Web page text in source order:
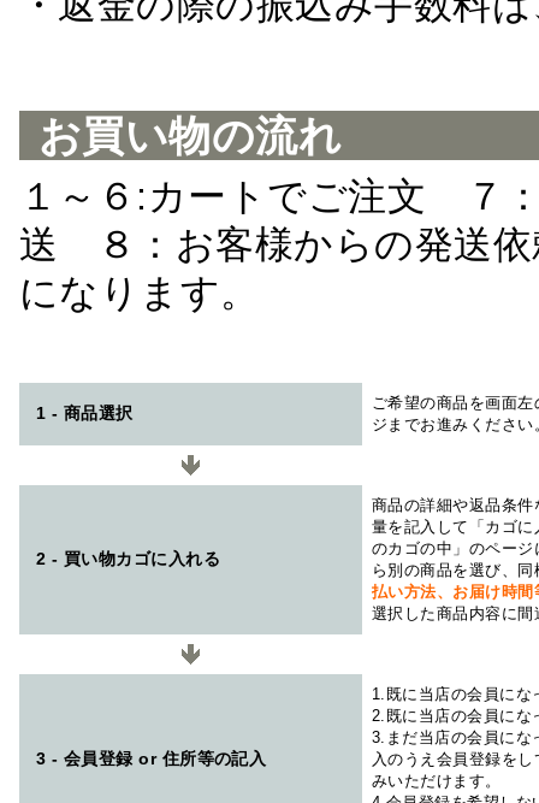
お買い物の流れ
１～６:カートでご注文 ７
送 ８：お客様からの発送
になります。
1 - 商品選択
ご希望の商品を画面
ジまでお進みください
2 - 買い物カゴに入れる
商品の詳細や返品条
量を記入して「カゴ
のカゴの中」のペー
ら別の商品を選び、
払い方法、お届け時
選択した商品内容に
3 - 会員登録 or 住所等の記入
1.既に当店の会員にな
2.既に当店の会員にな
3.まだ当店の会員にな
入のうえ会員登録を
みいただけます。